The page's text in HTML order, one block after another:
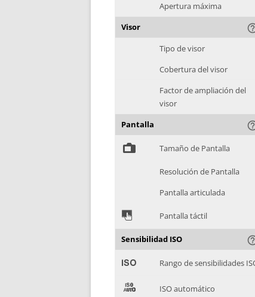
Apertura máxima
Visor
Tipo de visor
Cobertura del visor
Factor de ampliación del
visor
Pantalla
% Tamaño de Pantalla
Resolución de Pantalla
Pantalla articulada
& Pantalla táctil
Sensibilidad ISO
' Rango de sensibilidades
( ISO automático